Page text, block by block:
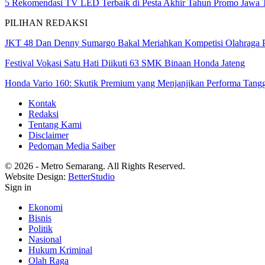
5 Rekomendasi TV LED Terbaik di Pesta Akhir Tahun Promo Jawa
PILIHAN REDAKSI
JKT 48 Dan Denny Sumargo Bakal Meriahkan Kompetisi Olahraga
Festival Vokasi Satu Hati Diikuti 63 SMK Binaan Honda Jateng
Honda Vario 160: Skutik Premium yang Menjanjikan Performa
Kontak
Redaksi
Tentang Kami
Disclaimer
Pedoman Media Saiber
© 2026 - Metro Semarang. All Rights Reserved.
Website Design: BetterStudio
Sign in
Ekonomi
Bisnis
Politik
Nasional
Hukum Kriminal
Olah Raga